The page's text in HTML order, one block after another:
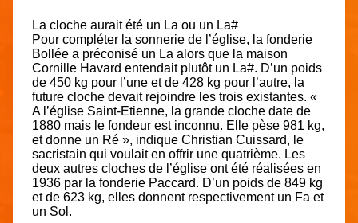
La cloche aurait été un La ou un La#
Pour compléter la sonnerie de l’église, la fonderie
Bollée a préconisé un La alors que la maison
Cornille Havard entendait plutôt un La#. D’un poids
de 450 kg pour l’une et de 428 kg pour l’autre, la
future cloche devait rejoindre les trois existantes. «
A l’église Saint-Etienne, la grande cloche date de
1880 mais le fondeur est inconnu. Elle pèse 981 kg,
et donne un Ré », indique Christian Cuissard, le
sacristain qui voulait en offrir une quatrième. Les
deux autres cloches de l’église ont été réalisées en
1936 par la fonderie Paccard. D’un poids de 849 kg
et de 623 kg, elles donnent respectivement un Fa et
un Sol.